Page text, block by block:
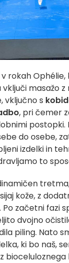
rokah Ophélie,
masažo z
vključno s
, pri čemer
postopki.
do osebe,
izdelki in
to
kože, z
začetni fazi
dvojno
piling. Nato
ki bo naš,